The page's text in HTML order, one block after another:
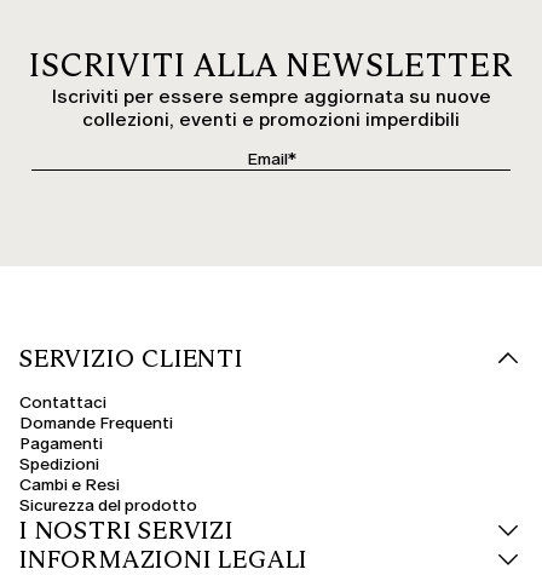
ISCRIVITI ALLA NEWSLETTER
Iscriviti per essere sempre aggiornata su nuove
collezioni, eventi e promozioni imperdibili
SERVIZIO CLIENTI
Contattaci
Domande Frequenti
Pagamenti
Spedizioni
Cambi e Resi
Sicurezza del prodotto
I NOSTRI SERVIZI
INFORMAZIONI LEGALI